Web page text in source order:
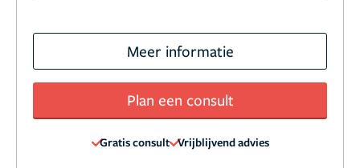
Meer informatie
Plan een consult
Gratis consult Vrijblijvend advies